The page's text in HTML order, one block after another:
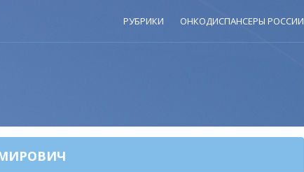
РУБРИКИ ОНКОДИСПАНСЕРЫ РОССИИ